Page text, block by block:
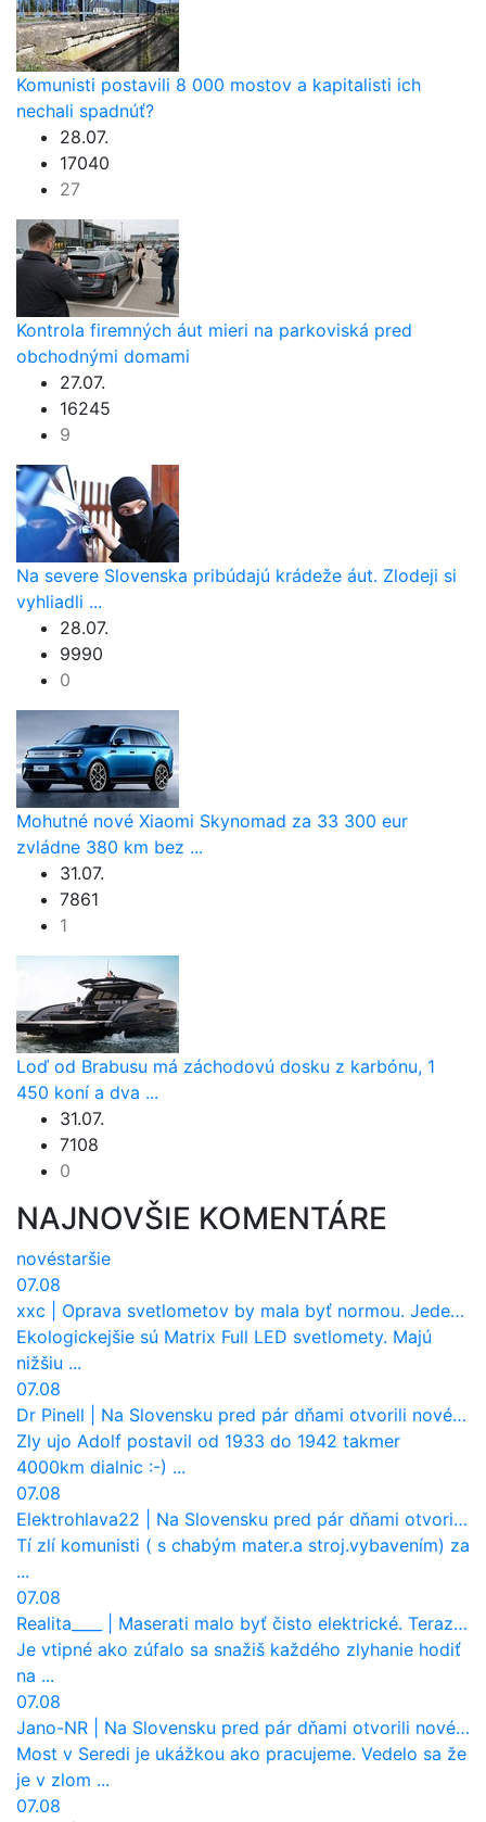
Komunisti postavili 8 000 mostov a kapitalisti ich
nechali spadnúť?
28.07.
17040
27
Kontrola firemných áut mieri na parkoviská pred
obchodnými domami
27.07.
16245
9
Na severe Slovenska pribúdajú krádeže áut. Zlodeji si
vyhliadli ...
28.07.
9990
0
Mohutné nové Xiaomi Skynomad za 33 300 eur
zvládne 380 km bez ...
31.07.
7861
1
Loď od Brabusu má záchodovú dosku z karbónu, 1
450 koní a dva ...
31.07.
7108
0
NAJNOVŠIE KOMENTÁRE
novéstaršie
07.08
xxc
Oprava svetlometov by mala byť normou. Jeden nový dnes stojí priemerne 1251 eur!
Ekologickejšie sú Matrix Full LED svetlomety. Majú
nižšiu ...
07.08
Dr Pinell
Na Slovensku pred pár dňami otvorili nové mosty, ktoré to sú?
Zly ujo Adolf postavil od 1933 do 1942 takmer
4000km dialnic :-) ...
07.08
Elektrohlava22
Na Slovensku pred pár dňami otvorili nové mosty, ktoré to sú?
Tí zlí komunisti ( s chabým mater.a stroj.vybavením) za
...
07.08
Realita____
Maserati malo byť čisto elektrické. Teraz zisťuje, že potrebuje nový osemvalcový motor
Je vtipné ako zúfalo sa snažiš každého zlyhanie hodiť
na ...
07.08
Jano-NR
Na Slovensku pred pár dňami otvorili nové mosty, ktoré to sú?
Most v Seredi je ukážkou ako pracujeme. Vedelo sa že
je v zlom ...
07.08